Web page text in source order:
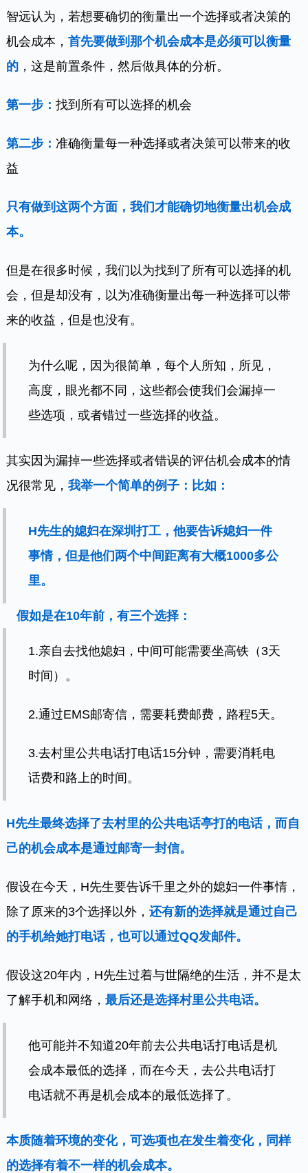
智远认为，若想要确切的衡量出一个选择或者决策的
机会成本，首先要做到那个机会成本是必须可以衡量
的 ，这是前置条件，然后做具体的分析。
第一步：找到所有可以选择的机会
第二步：准确衡量每一种选择或者决策可以带来的收
益
只有做到这两个方面，我们才能确切地衡量出机会成
本。
但是在很多时候，我们以为找到了所有可以选择的机
会，但是却没有，以为准确衡量出每一种选择可以带
来的收益，但是也没有。
为什么呢，因为很简单，每个人所知，所见，
高度，眼光都不同，这些都会使我们会漏掉一
些选项，或者错过一些选择的收益。
其实因为漏掉一些选择或者错误的评估机会成本的情
况很常见，我举一个简单的例子：比如：
H先生的媳妇在深圳打工，他要告诉媳妇一件
事情，但是他们两个中间距离有大概1000多公
里。
假如是在10年前，有三个选择：
1.亲自去找他媳妇，中间可能需要坐高铁（3天
时间）。
2.通过EMS邮寄信，需要耗费邮费，路程5天。
3.去村里公共电话打电话15分钟，需要消耗电
话费和路上的时间。
H先生最终选择了去村里的公共电话亭打的电话，而自
己的机会成本是通过邮寄一封信。
假设在今天，H先生要告诉千里之外的媳妇一件事情，
除了原来的3个选择以外，还有新的选择就是通过自己
的手机给她打电话，也可以通过QQ发邮件。
假设这20年内，H先生过着与世隔绝的生活，并不是太
了解手机和网络，最后还是选择村里公共电话。
他可能并不知道20年前去公共电话打电话是机
会成本最低的选择，而在今天，去公共电话打
电话就不再是机会成本的最低选择了。
本质随着环境的变化，可选项也在发生着变化，同样
的选择有着不一样的机会成本。